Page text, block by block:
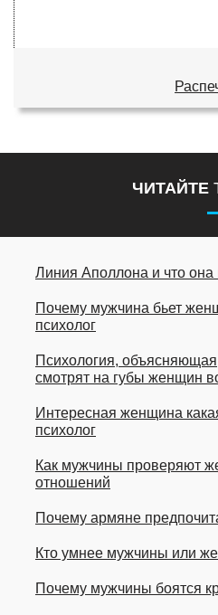
ЧИТАЙТЕ
Линия Аполлона и что
Почему мужчина бьет
психолог
Психология,
смотрят на губы женщин
Интересная женщина
психолог
Как мужчины проверяют
отношений
Почему армяне
Кто умнее мужчины или
Почему мужчины боятся